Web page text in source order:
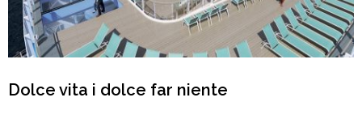
Dolce vita i dolce far niente